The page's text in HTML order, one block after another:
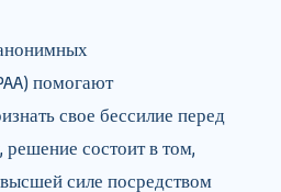
помогают
свое бессилие перед
решение состоит в том,
силе посредством